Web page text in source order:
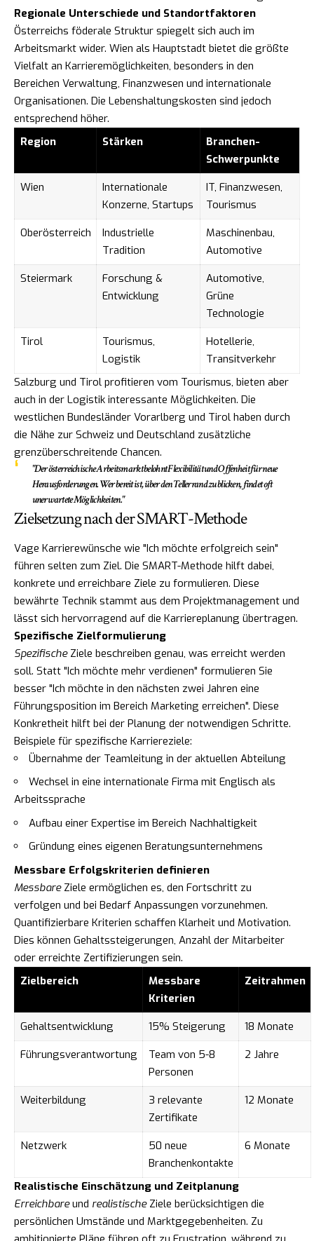
Regionale Unterschiede und Standortfaktoren
Österreichs föderale Struktur spiegelt sich auch im
Arbeitsmarkt wider. Wien als Hauptstadt bietet die größte
Vielfalt an Karrieremöglichkeiten, besonders in den
Bereichen Verwaltung, Finanzwesen und internationale
Organisationen. Die Lebenshaltungskosten sind jedoch
entsprechend höher.
Region
Stärken
Branchen-
Schwerpunkte
Wien
Internationale
Konzerne, Startups
IT, Finanzwesen,
Tourismus
Oberösterreich
Industrielle
Tradition
Maschinenbau,
Automotive
Steiermark
Forschung &
Entwicklung
Automotive,
Grüne
Technologie
Tirol
Tourismus,
Logistik
Hotellerie,
Transitverkehr
Salzburg und Tirol profitieren vom Tourismus, bieten aber
auch in der Logistik interessante Möglichkeiten. Die
westlichen Bundesländer Vorarlberg und Tirol haben durch
die Nähe zur Schweiz und Deutschland zusätzliche
grenzüberschreitende Chancen.
"Der österreichische Arbeitsmarkt belohnt Flexibilität und Offenheit für neue
Herausforderungen. Wer bereit ist, über den Tellerrand zu blicken, findet oft
unerwartete Möglichkeiten."
Zielsetzung nach der SMART-Methode
Vage Karrierewünsche wie "Ich möchte erfolgreich sein"
führen selten zum Ziel. Die SMART-Methode hilft dabei,
konkrete und erreichbare Ziele zu formulieren. Diese
bewährte Technik stammt aus dem Projektmanagement und
lässt sich hervorragend auf die Karriereplanung übertragen.
Spezifische Zielformulierung
SpezifischeZiele beschreiben genau, was erreicht werden
soll. Statt "Ich möchte mehr verdienen" formulieren Sie
besser "Ich möchte in den nächsten zwei Jahren eine
Führungsposition im Bereich Marketing erreichen". Diese
Konkretheit hilft bei der Planung der notwendigen Schritte.
Beispiele für spezifische Karriereziele:
Übernahme der Teamleitung in der aktuellen Abteilung
Wechsel in eine internationale Firma mit Englisch als
Arbeitssprache
Aufbau einer Expertise im Bereich Nachhaltigkeit
Gründung eines eigenen Beratungsunternehmens
Messbare Erfolgskriterien definieren
MessbareZiele ermöglichen es, den Fortschritt zu
verfolgen und bei Bedarf Anpassungen vorzunehmen.
Quantifizierbare Kriterien schaffen Klarheit und Motivation.
Dies können Gehaltssteigerungen, Anzahl der Mitarbeiter
oder erreichte Zertifizierungen sein.
Zielbereich
Messbare
Kriterien
Zeitrahmen
Gehaltsentwicklung 15% Steigerung
18 Monate
Führungsverantwortung
Team von 5-8
Personen
2 Jahre
Weiterbildung
3 relevante
Zertifikate
12 Monate
Netzwerk
50 neue
Branchenkontakte
6 Monate
Realistische Einschätzung und Zeitplanung
Erreichbareund realistischeZiele berücksichtigen die
persönlichen Umstände und Marktgegebenheiten. Zu